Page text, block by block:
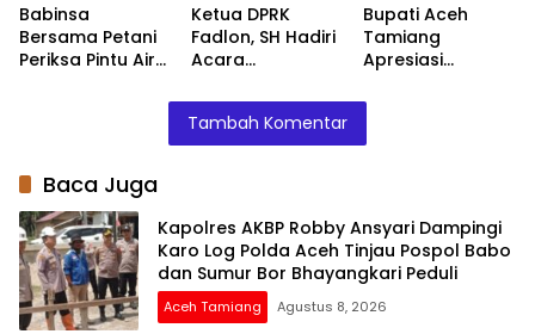
Babinsa
Bersama Petani
Periksa Pintu Air
Ketua DPRK
Fadlon, SH Hadiri
Acara
Huntara dari
Mercy Malaysia
Bupati Aceh
Tamiang
Apresiasi
untuk
Pemulihan
Tambah Komentar
Baca Juga
Kapolres AKBP Robby Ansyari Dampingi
Karo Log Polda Aceh Tinjau Pospol Babo
dan Sumur Bor Bhayangkari Peduli
Aceh Tamiang Agustus 8, 2026